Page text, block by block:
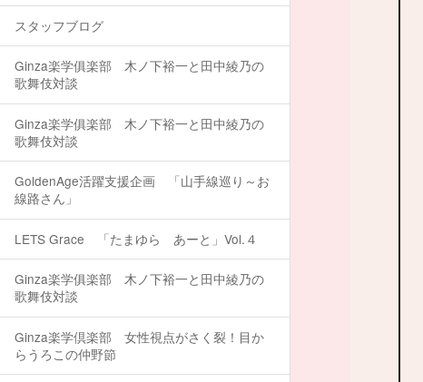
スタッフブログ
Ginza楽学俱楽部 木ノ下裕一と田中綾乃の
歌舞伎対談
Ginza楽学俱楽部 木ノ下裕一と田中綾乃の
歌舞伎対談
GoldenAge活躍支援企画 「山手線巡り～お
線路さん」
LETS Grace 「たまゆら あーと」Vol.４
Ginza楽学俱楽部 木ノ下裕一と田中綾乃の
歌舞伎対談
Ginza楽学倶楽部 女性視点がさく裂！目か
らうろこの仲野節